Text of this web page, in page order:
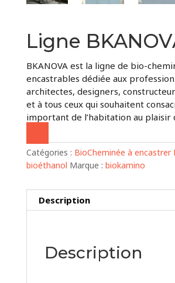
Ligne
BKANOVA est la ligne de bio-
encastrables dédiée aux
architectes, designers,
et à tous ceux qui souhaitent
important de l’habitation au plaisir
Catégories : BioCheminée à encastrer
bioéthanol Marque : biokamino
Description
Description